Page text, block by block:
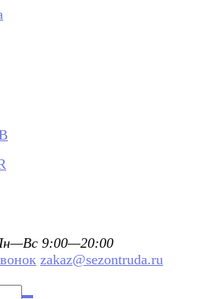
9:00—20:00
zakaz@sezontruda.ru